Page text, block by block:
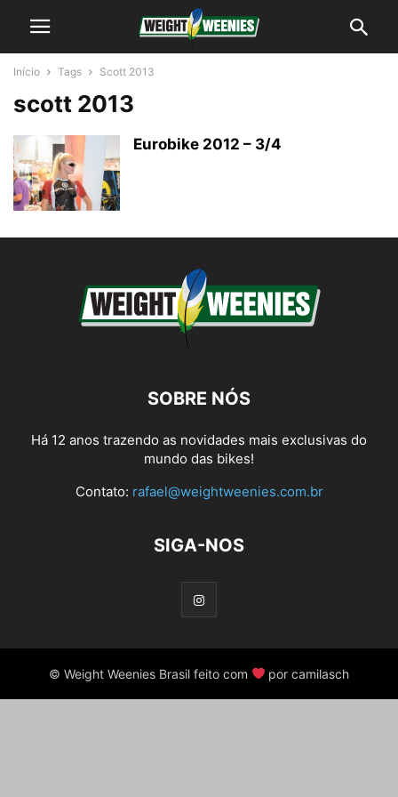
Início Tags Scott 2013
scott 2013
Eurobike 2012 – 3/4
SOBRE NÓS
Há 12 anos trazendo as novidades mais exclusivas do
mundo das bikes!
Contato: rafael@weightweenies.com.br
SIGA-NOS
© Weight Weenies Brasil feito com por camilasch